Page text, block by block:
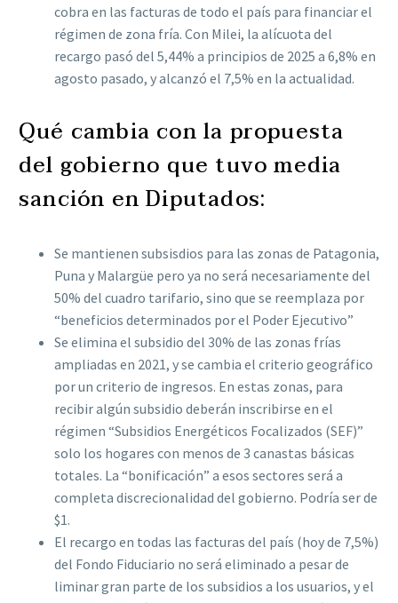
cobra en las facturas de todo el país para financiar el
régimen de zona fría. Con Milei, la alícuota del
recargo pasó del 5,44% a principios de 2025 a 6,8% en
agosto pasado, y alcanzó el 7,5% en la actualidad.
Qué cambia con la propuesta
del gobierno que tuvo media
sanción en Diputados:
Se mantienen subsisdios para las zonas de Patagonia,
Puna y Malargüe pero ya no será necesariamente del
50% del cuadro tarifario, sino que se reemplaza por
“beneficios determinados por el Poder Ejecutivo”
Se elimina el subsidio del 30% de las zonas frías
ampliadas en 2021, y se cambia el criterio geográfico
por un criterio de ingresos. En estas zonas, para
recibir algún subsidio deberán inscribirse en el
régimen “Subsidios Energéticos Focalizados (SEF)”
solo los hogares con menos de 3 canastas básicas
totales. La “bonificación” a esos sectores será a
completa discrecionalidad del gobierno. Podría ser de
$1.
El recargo en todas las facturas del país (hoy de 7,5%)
del Fondo Fiduciario no será eliminado a pesar de
liminar gran parte de los subsidios a los usuarios, y el